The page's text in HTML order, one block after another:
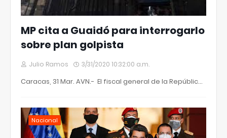
MP cita a Guaidó para interrogarlo
sobre plan golpista
Julio Ramos 3/31/2020 10:32:00 a.m.
Caracas, 31 Mar. AVN.- El fiscal general de la Repúblic…
Nacional